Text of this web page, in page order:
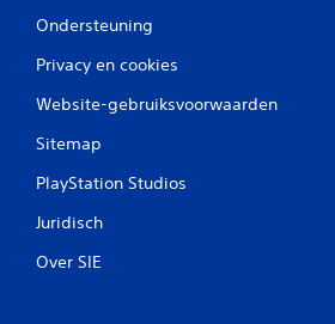
Ondersteuning
Privacy en cookies
Website-gebruiksvoorwaarden
Sitemap
PlayStation Studios
Juridisch
Over SIE